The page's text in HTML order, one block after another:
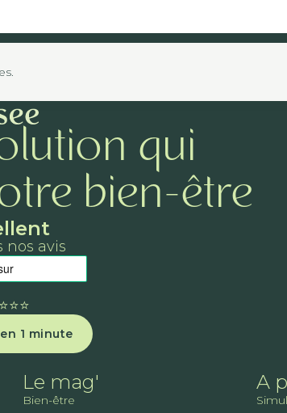
qui
bien-être
nos avis
1 minute
Le mag'
Bien-être
A